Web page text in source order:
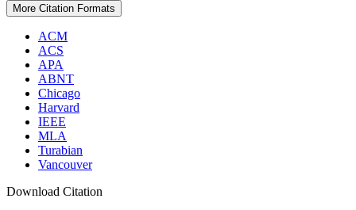
More Citation Formats
ACM
ACS
APA
ABNT
Chicago
Harvard
IEEE
MLA
Turabian
Vancouver
Download Citation